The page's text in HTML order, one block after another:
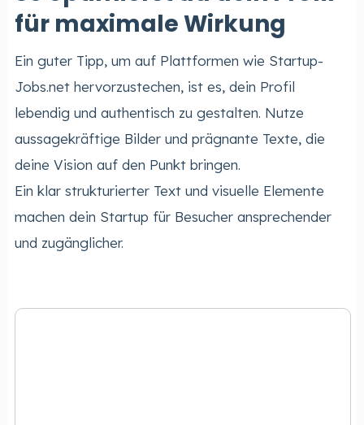
für maximale Wirkung
Ein guter Tipp, um auf Plattformen wie Startup-
Jobs.net hervorzustechen, ist es, dein Profil
lebendig und authentisch zu gestalten. Nutze
aussagekräftige Bilder und prägnante Texte, die
deine Vision auf den Punkt bringen.
Ein klar strukturierter Text und visuelle Elemente
machen dein Startup für Besucher ansprechender
und zugänglicher.